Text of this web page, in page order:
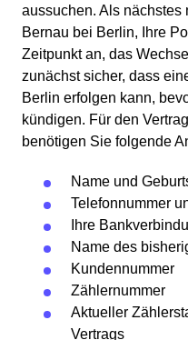
aussuchen. Als nächstes
Bernau bei Berlin, Ihre
Zeitpunkt an, das
zunächst sicher, dass
Berlin erfolgen kann,
kündigen. Für den
benötigen Sie folgende
Name und
Telefonnummer
Ihre
Name des
Kundennummer
Zählernummer
Aktueller
Vertrags